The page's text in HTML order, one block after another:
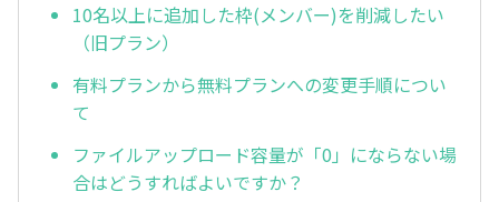
10名以上に追加した枠(メンバー)を削減したい
（旧プラン）
有料プランから無料プランへの変更手順につい
て
ファイルアップロード容量が「0」にならない場
合はどうすればよいですか？